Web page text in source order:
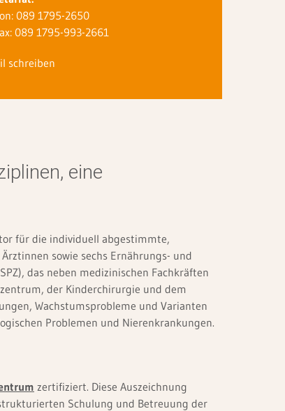
Kardiologie
Versorgung Kinderklinik
Erwachsenenklinik
089 1795-2650
089 1795-993-2661
schreiben
eine
für die individuell abgestimmte,
sowie sechs Ernährungs- und
das neben medizinischen Fachkräften
der Kinderchirurgie und dem
Wachstumsprobleme und Varianten
Problemen und Nierenkrankungen.
zertifiziert. Diese Auszeichnung
Schulung und Betreuung der